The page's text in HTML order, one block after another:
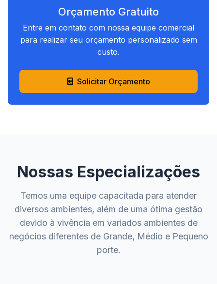
Orçamento Gratuito
Entre em contato com nossa equipe comercial
para realizar seu orçamento personalizado sem
custo.
Solicitar Orçamento
Nossas Especializações
Temos uma equipe capacitada para atender
diversos ambientes, além de uma ótima gestão
devido à vivência em variados ambientes de
negócios diferentes de Grande, Médio e Pequeno
porte.